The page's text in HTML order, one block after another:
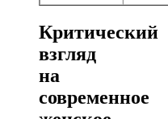
Критический
взгляд
на
современное